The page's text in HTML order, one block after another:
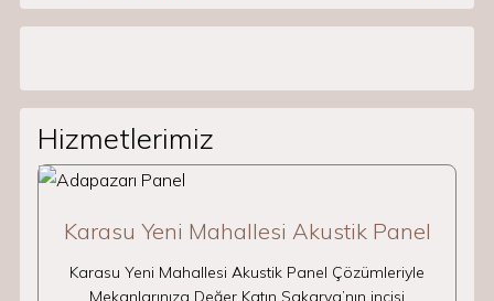
Hizmetlerimiz
Karasu Yeni Mahallesi Akustik Panel
Karasu Yeni Mahallesi Akustik Panel Çözümleriyle
Mekanlarınıza Değer Katın Sakarya’nın incisi